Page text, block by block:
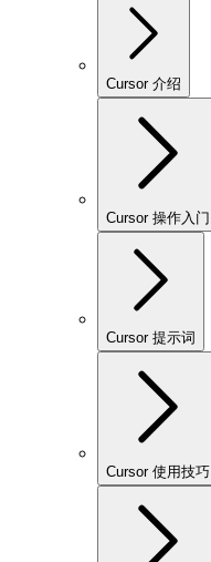
Cursor 介绍
Cursor 操作入门
Cursor 提示词
Cursor 使用技巧